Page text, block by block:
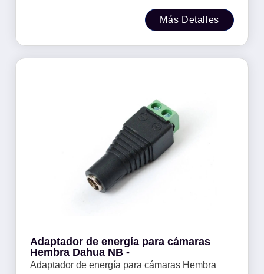
Más Detalles
Adaptador de energía para cámaras
Hembra Dahua NB -
Adaptador de energía para cámaras Hembra